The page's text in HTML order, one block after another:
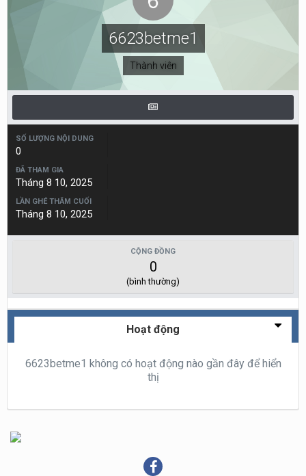
6623betme1
Thành viên
SỐ LƯỢNG NỘI DUNG
0
ĐÃ THAM GIA
Tháng 8 10, 2025
LẦN GHÉ THĂM CUỐI
Tháng 8 10, 2025
CỘNG ĐỒNG
0
(bình thường)
Hoạt động
6623betme1 không có hoạt động nào gần đây để hiển
thị